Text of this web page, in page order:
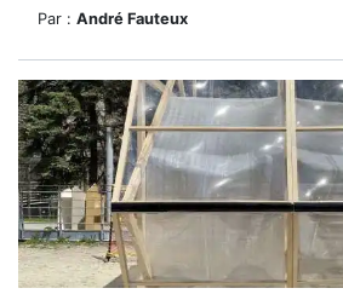
Par : André Fauteux